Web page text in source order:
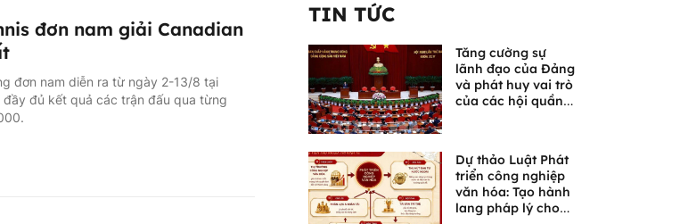
đơn nam giải Canadian
đơn nam diễn ra từ ngày 2-13/8 tại
đầy đủ kết quả các trận đấu qua từng
TIN TỨC
Tăng cường sự
lãnh đạo của Đảng
và phát huy vai trò
của các hội quần
Dự thảo Luật Phát
triển công nghiệp
văn hóa: Tạo hành
lang pháp lý cho